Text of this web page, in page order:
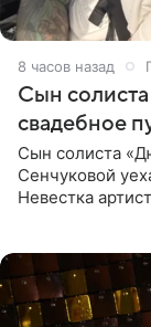
8 часов назад
Сын
свадебное
Сын солиста
Сенчуковой
Невестка